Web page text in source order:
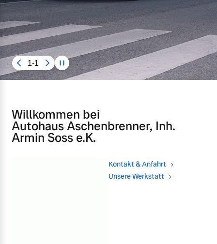
Aktuelle Zubehörangebote
Zubehörkatalog
Service by Volvo
Unsere News & Events
1-1
Willkommen bei
Autohaus Aschenbrenner, Inh.
Armin Soss e.K.
Kontakt & Anfahrt
Unsere Werkstatt